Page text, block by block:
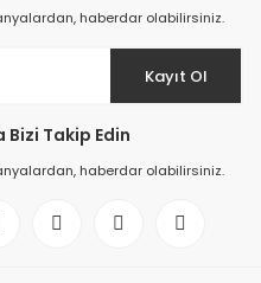
haberdar olabilirsiniz.
Kayıt Ol
Takip Edin
haberdar olabilirsiniz.